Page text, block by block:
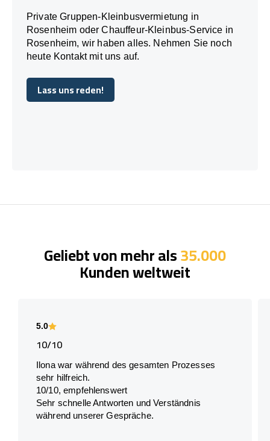
Private Gruppen-Kleinbusvermietung in
Rosenheim oder Chauffeur-Kleinbus-Service in
Rosenheim, wir haben alles. Nehmen Sie noch
heute Kontakt mit uns auf.
Lass uns reden!
Lass uns reden!
Geliebt von mehr als35.000
Kunden weltweit
5.0
10/10
Ilona war während des gesamten Prozesses
sehr hilfreich.
10/10, empfehlenswert
Sehr schnelle Antworten und Verständnis
während unserer Gespräche.